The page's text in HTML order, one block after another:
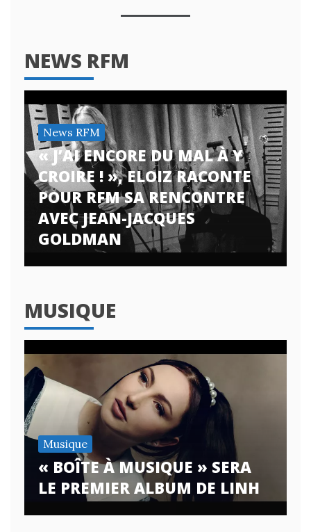
NEWS RFM
News RFM
« J’AI ENCORE DU MAL À Y
CROIRE ! », ELOIZ RACONTE
POUR RFM SA RENCONTRE
AVEC JEAN-JACQUES
GOLDMAN
MUSIQUE
Musique
« BOÎTE À MUSIQUE » SERA
LE PREMIER ALBUM DE LINH